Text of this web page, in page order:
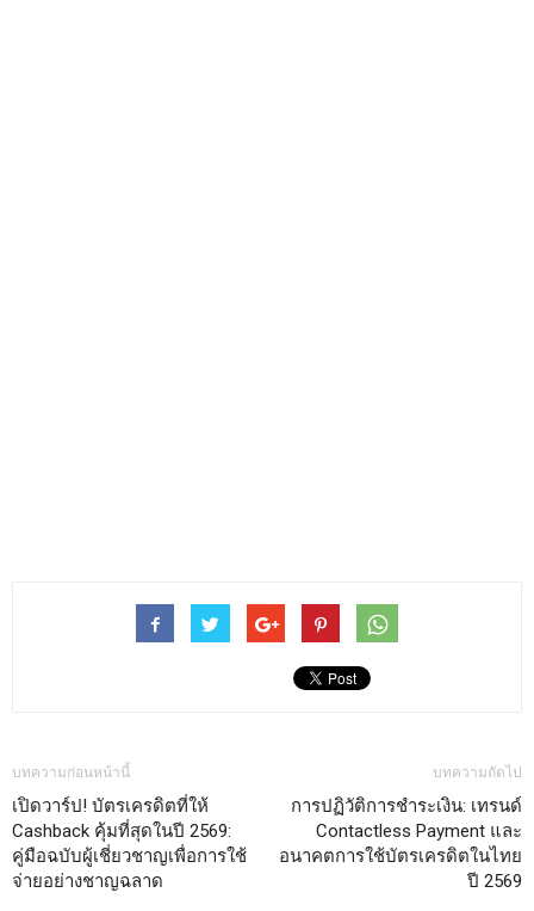
บทความก่อนหน้านี้
เปิดวาร์ป! บัตรเครดิตที่ให้
Cashback คุ้มที่สุดในปี 2569:
คู่มือฉบับผู้เชี่ยวชาญเพื่อการใช้
จ่ายอย่างชาญฉลาด
บทความถัดไป
การปฏิวัติการชำระเงิน: เทรนด์
Contactless Payment และ
อนาคตการใช้บัตรเครดิตในไทย
ปี 2569